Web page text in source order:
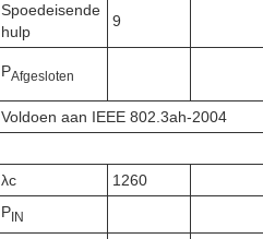
Spoedeisende
hulp
9
PAfgesloten
Voldoen aan IEEE 802.3ah-2004
λc 1260
PIN